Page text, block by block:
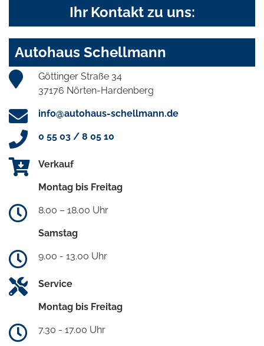
Ihr Kontakt zu uns:
Autohaus Schellmann
Göttinger Straße 34
37176 Nörten-Hardenberg
info@autohaus-schellmann.de
0 55 03 / 8 05 10
Verkauf
Montag bis Freitag
8.00 – 18.00 Uhr
Samstag
9.00 - 13.00 Uhr
Service
Montag bis Freitag
7.30 - 17.00 Uhr